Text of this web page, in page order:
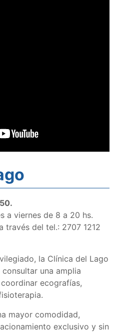
a viernes de 8 a 20 hs.
través del tel.: 2707 1212
la Clínica del Lago
una amplia
ecografías,
mayor comodidad,
exclusivo y sin